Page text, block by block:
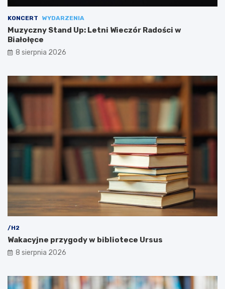
KONCERT WYDARZENIA
Muzyczny Stand Up: Letni Wieczór Radości w
Białołęce
8 sierpnia 2026
/H2
Wakacyjne przygody w bibliotece Ursus
8 sierpnia 2026